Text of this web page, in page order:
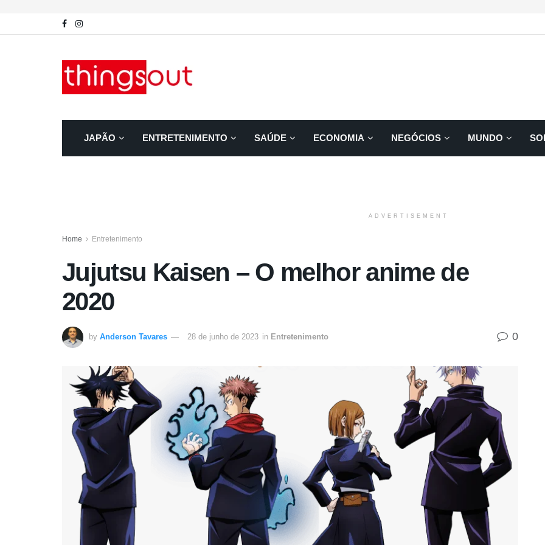
JAPÃO ENTRETENIMENTO SAÚDE ECONOMIA NEGÓCIOS MUNDO
ADVERTISEMENT
Home Entretenimento
Jujutsu Kaisen – O melhor anime de
2020
by Anderson Tavares 28 de junho de 2023 in Entretenimento 0